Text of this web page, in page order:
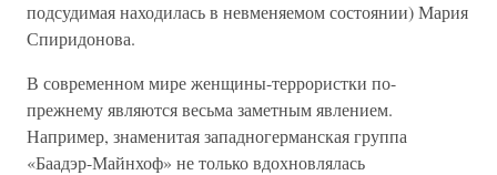
подсудимая находилась в невменяемом состоянии) Мария
Спиридонова.
В современном мире женщины-террористки по-
прежнему являются весьма заметным явлением.
Например, знаменитая западногерманская группа
«Баадэр-Майнхоф» не только вдохновлялась